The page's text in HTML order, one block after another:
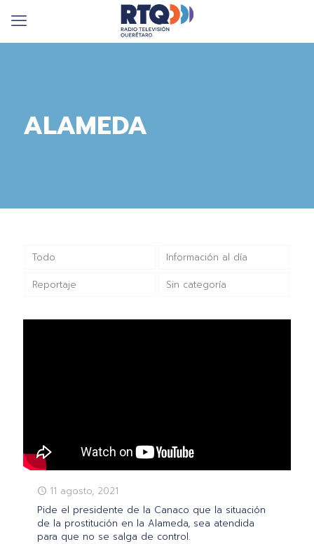
ALAMEDA
Todo Información al día
Reportaje Sin categoría
11 agosto, 2021
Pide el presidente de la Canaco que la situación
de la prostitución en la Alameda, sea atendida
para que no se salga de control.